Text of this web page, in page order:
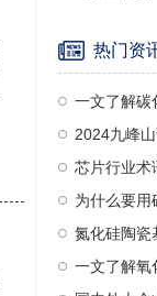
热门资
一文了解碳
芯片行业术
为什么要用
氮化硅陶瓷